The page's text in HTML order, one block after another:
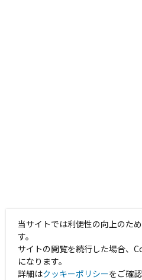
当サイトでは利便性の向上のた
す。
サイトの閲覧を続行した場合、
になります。
詳細はクッキーポリシーをご確